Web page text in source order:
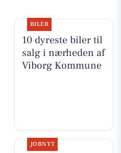
BILER
10 dyreste biler til
salg i nærheden af
Viborg Kommune
JOBNYT